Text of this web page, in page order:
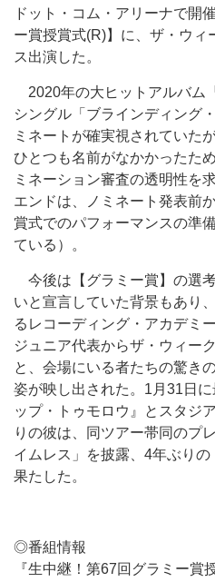
ドット・コム・アリーナで開
ー賞授賞式(R)】に、ザ・ウィ
ス出演した。
2020年の大ヒットアルバム
シングル「ブラインディング
ミネートが確実視されていた
ひとつも名前がなかかったた
ミネーション審査の透明性を
エンドは、ノミネート発表前
賞式でのパフォーマンスの準
ている）。
今後は【グラミー賞】の選
いと宣言していた背景もあり
るレコーディング・アカデミ
ジュニア代表からザ・ウィー
と、会場にいる者たちの驚き
姿が映し出された。1月31日
ップ・トゥモロウ』とスタジ
りの彼は、同ツアー帯同のプ
イムレス」を披露、4年ぶり
果たした。
◎番組情報
『生中継！第67回グラミー賞